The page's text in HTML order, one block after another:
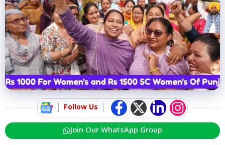
Follow Us
Join Our WhatsApp Group